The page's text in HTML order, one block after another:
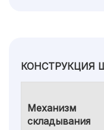
КОНСТРУКЦИЯ
Механизм
складывания